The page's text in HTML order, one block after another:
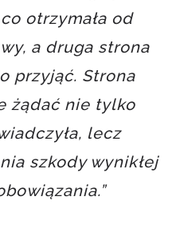
otrzymała od
a druga strona
przyjąć. Strona
żądać nie tylko
lecz
szkody wynikłej